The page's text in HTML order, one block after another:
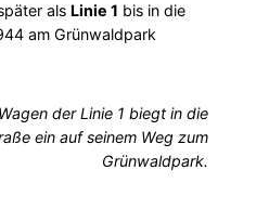
als Linie 1 bis in die
am Grünwaldpark
der Linie 1 biegt in die
ein auf seinem Weg zum
Grünwaldpark.